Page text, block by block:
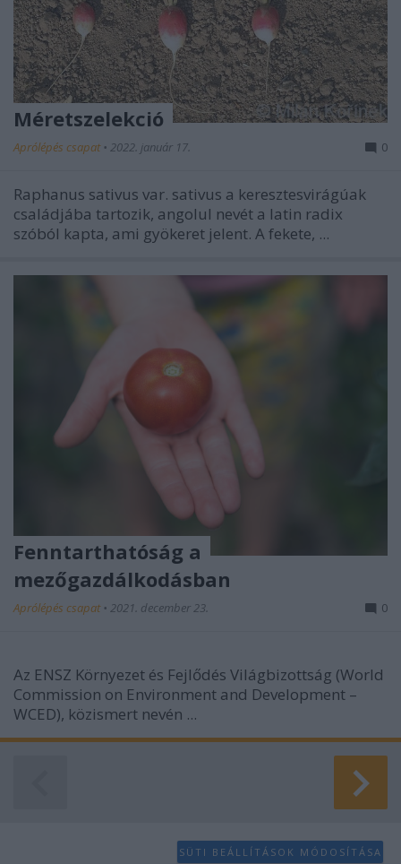
Méretszelekció
Aprólépés csapat • 2022. január 17. 0
Raphanus sativus var. sativus a keresztesvirágúak
családjába tartozik, angolul nevét a latin radix
szóból kapta, ami gyökeret jelent. A fekete, ...
Fenntarthatóság a
mezőgazdálkodásban
Aprólépés csapat • 2021. december 23. 0
Az ENSZ Környezet és Fejlődés Világbizottság (World
Commission on Environment and Development –
WCED), közismert nevén ...
SÜTI BEÁLLÍTÁSOK MÓDOSÍTÁSA